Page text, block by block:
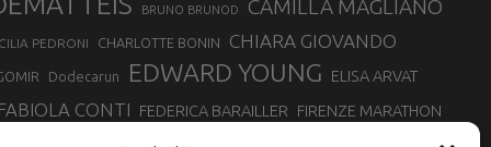
BRUNO BRUNOD CAMILLA MAGLIANO
PEDRONI CHARLOTTE BONIN CHIARA GIOVANDO
Dodecarun EDWARD YOUNG ELISA ARVAT
FABIOLA CONTI FEDERICA BARAILLER FIRENZE MARATHON
GIOVANNA EPIS GIULIANO CAVALLO